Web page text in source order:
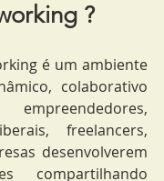
?
é um ambiente
colaborativo
freelancers,
desenvolverem
compartilhando